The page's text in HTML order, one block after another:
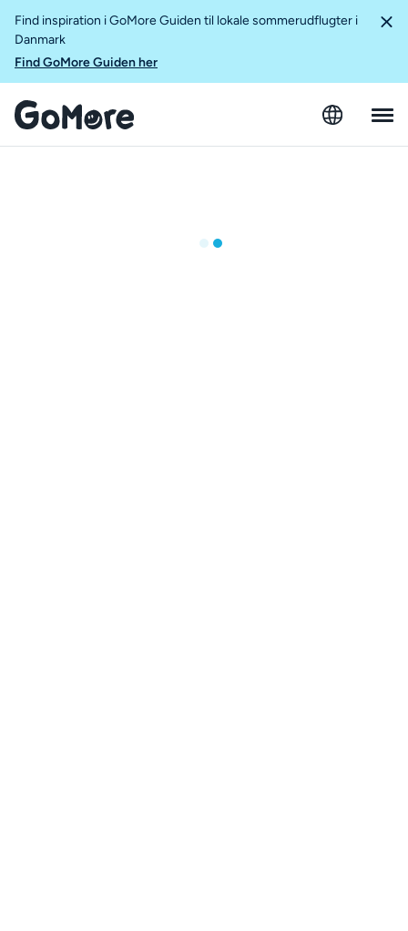
Find inspiration i GoMore Guiden til lokale sommerudflugter i
Danmark
Find GoMore Guiden her